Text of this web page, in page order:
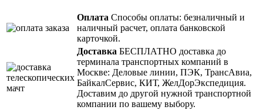
Оплата Способы оплаты: безналичный и
наличный расчет, оплата банковской
карточкой.
Доставка БЕСПЛАТНО доставка до
терминала транспортных компаний в
Москве: Деловые линии, ПЭК, ТрансАвиа,
БайкалСервис, КИТ, ЖелДорЭкспедиция.
Доставим до другой нужной транспортной
компании по вашему выбору.